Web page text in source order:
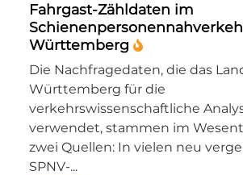
Fahrgast-Zähldaten im
Württemberg
Die Nachfragedaten, die das
Württemberg für die
verkehrswissenschaftliche
verwendet, stammen im
zwei Quellen: In vielen neu
SPNV-...